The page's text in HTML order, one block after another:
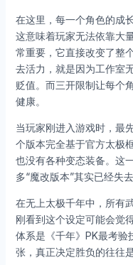
在这里，每一个角色的成
这意味着玩家无法依靠大
常重要，它直接改变了整
去活力，就是因为工作室
贬值。而三开限制让每个
健康。
当玩家刚进入游戏时，最
个版本完全基于官方太极
也没有各种变态装备。这
多“魔改版本”其实已经失
在无上太极千年中，所有
刚看到这个设定可能会觉
体系是《千年》PK最考验
张，真正决定胜负的往往